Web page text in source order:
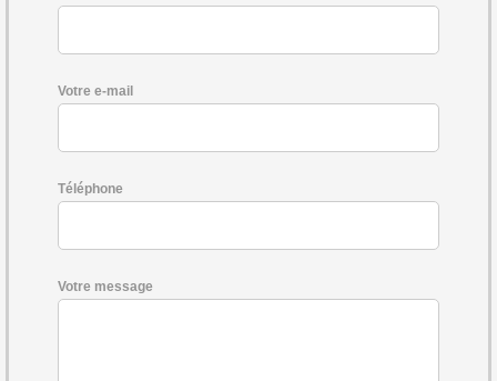
Votre e-mail
Téléphone
Votre message